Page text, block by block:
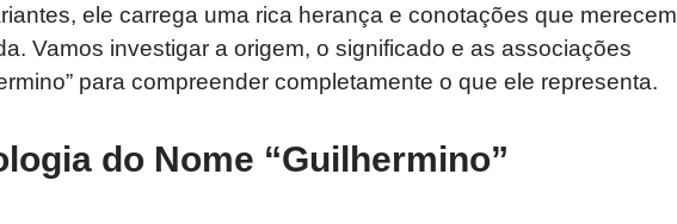
ele carrega uma rica herança e conotações que merecem
Vamos investigar a origem, o significado e as associações
para compreender completamente o que ele representa.
do Nome “Guilhermino”